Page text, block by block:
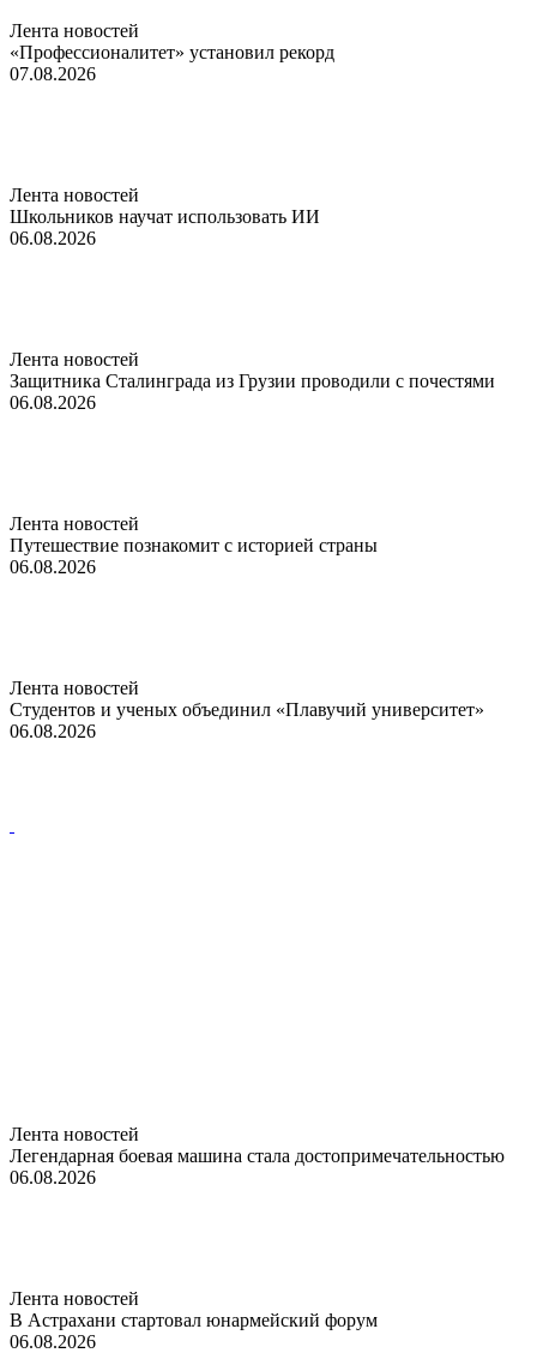
Лента новостей
«Профессионалитет» установил рекорд
07.08.2026
Лента новостей
Школьников научат использовать ИИ
06.08.2026
Лента новостей
Защитника Сталинграда из Грузии проводили с почестями
06.08.2026
Лента новостей
Путешествие познакомит с историей страны
06.08.2026
Лента новостей
Студентов и ученых объединил «Плавучий университет»
06.08.2026
Лента новостей
Легендарная боевая машина стала достопримечательностью
06.08.2026
Лента новостей
В Астрахани стартовал юнармейский форум
06.08.2026